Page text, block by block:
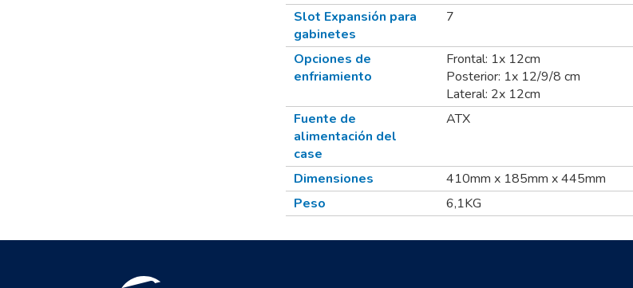
Slot Expansión para
gabinetes
7
Opciones de
enfriamiento
Frontal: 1x 12cm
Posterior: 1x 12/9/8 cm
Lateral: 2x 12cm
Fuente de
alimentación del
case
ATX
Dimensiones
410mm x 185mm x 445mm
Peso
6,1KG